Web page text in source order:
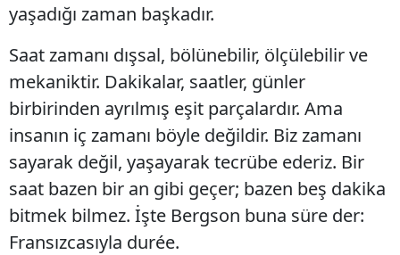
yaşadığı zaman başkadır.
Saat zamanı dışsal, bölünebilir, ölçülebilir ve
mekaniktir. Dakikalar, saatler, günler
birbirinden ayrılmış eşit parçalardır. Ama
insanın iç zamanı böyle değildir. Biz zamanı
sayarak değil, yaşayarak tecrübe ederiz. Bir
saat bazen bir an gibi geçer; bazen beş dakika
bitmek bilmez. İşte Bergson buna süre der:
Fransızcasıyla durée.